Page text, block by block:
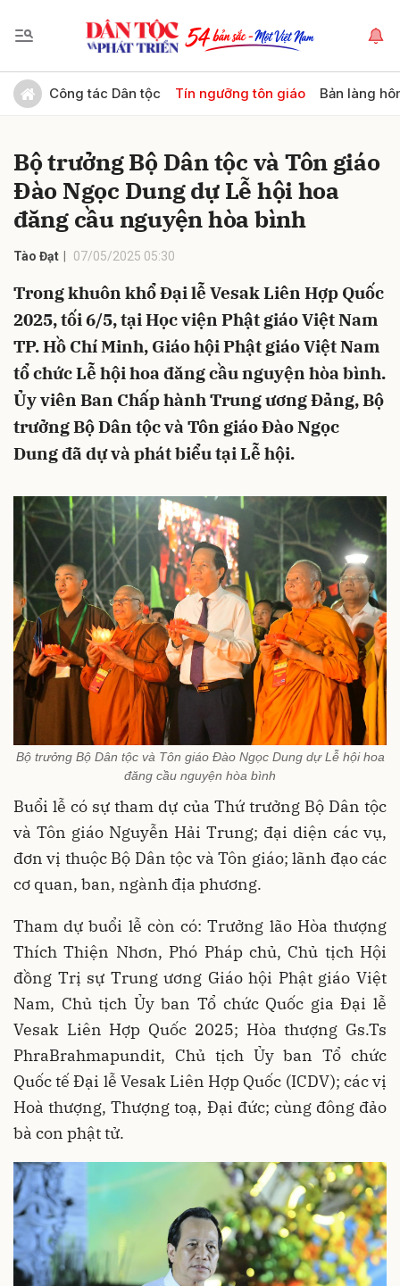
Công tác Dân tộc Tín ngưỡng tôn giáo Bản làng
Bộ trưởng Bộ Dân tộc và Tôn giáo
Đào Ngọc Dung dự Lễ hội hoa
đăng cầu nguyện hòa bình
Tào Đạt 07/05/2025 05:30
Trong khuôn khổ Đại lễ Vesak Liên Hợp Quốc
2025, tối 6/5, tại Học viện Phật giáo Việt Nam
TP. Hồ Chí Minh, Giáo hội Phật giáo Việt Nam
tổ chức Lễ hội hoa đăng cầu nguyện hòa bình.
Ủy viên Ban Chấp hành Trung ương Đảng, Bộ
trưởng Bộ Dân tộc và Tôn giáo Đào Ngọc
Dung đã dự và phát biểu tại Lễ hội.
Bộ trưởng Bộ Dân tộc và Tôn giáo Đào Ngọc Dung dự Lễ hội hoa
đăng cầu nguyện hòa bình
Buổi lễ có sự tham dự của Thứ trưởng Bộ Dân tộc
và Tôn giáo Nguyễn Hải Trung; đại diện các vụ,
đơn vị thuộc Bộ Dân tộc và Tôn giáo; lãnh đạo các
cơ quan, ban, ngành địa phương.
Tham dự buổi lễ còn có: Trưởng lão Hòa thượng
Thích Thiện Nhơn, Phó Pháp chủ, Chủ tịch Hội
đồng Trị sự Trung ương Giáo hội Phật giáo Việt
Nam, Chủ tịch Ủy ban Tổ chức Quốc gia Đại lễ
Vesak Liên Hợp Quốc 2025; Hòa thượng Gs.Ts
PhraBrahmapundit, Chủ tịch Ủy ban Tổ chức
Quốc tế Đại lễ Vesak Liên Hợp Quốc (ICDV); các vị
Hoà thượng, Thượng toạ, Đại đức; cùng đông đảo
bà con phật tử.
Gửi bình luận